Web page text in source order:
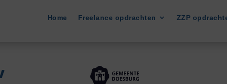
Home Freelance opdrachten ZZP